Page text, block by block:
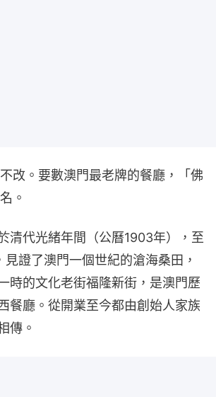
改。要數澳門最老牌的餐廳，「佛
。
清代光緒年間（公曆1903年），至
證了澳門一個世紀的滄海桑田，
時的文化老街福隆新街，是澳門歷
餐廳。從開業至今都由創始人家族
傳。